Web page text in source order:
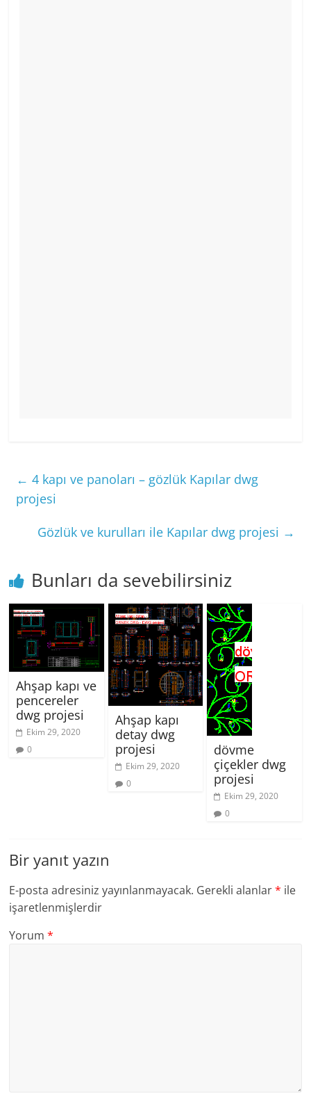
← 4 kapı ve panoları – gözlük Kapılar dwg
projesi
Gözlük ve kurulları ile Kapılar dwg projesi →
Bunları da sevebilirsiniz
Ahşap kapı ve
pencereler
dwg projesi
Ekim 29, 2020
0
Ahşap kapı
detay dwg
projesi
Ekim 29, 2020
0
dövme
çiçekler dwg
projesi
Ekim 29, 2020
0
Bir yanıt yazın
E-posta adresiniz yayınlanmayacak. Gerekli alanlar* ile
işaretlenmişlerdir
Yorum*